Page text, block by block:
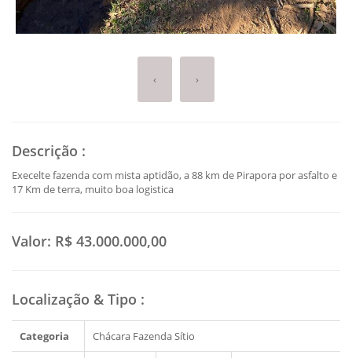
‹ ›
Descrição :
Execelte fazenda com mista aptidão, a 88 km de Pirapora por asfalto e
17 Km de terra, muito boa logistica
Valor: R$ 43.000.000,00
Localização & Tipo :
Categoria Chácara Fazenda Sítio